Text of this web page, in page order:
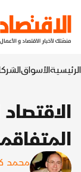
الرئيسيةالأسواق
محمد